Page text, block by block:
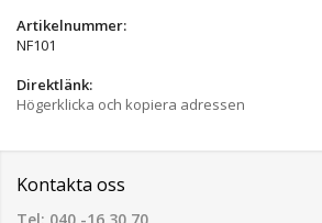
Artikelnummer:
NF101
Direktlänk:
Högerklicka och kopiera adressen
Kontakta oss